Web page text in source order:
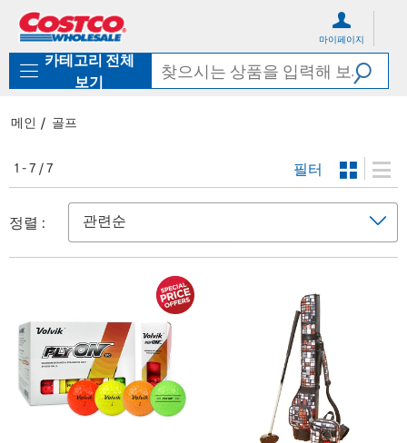
로
기
가
마이페이지
카테고리 전체
보기
메인 골프
1 - 7 / 7 필터
정렬 :